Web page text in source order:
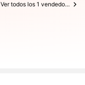
Ver todos los 1 vendedores